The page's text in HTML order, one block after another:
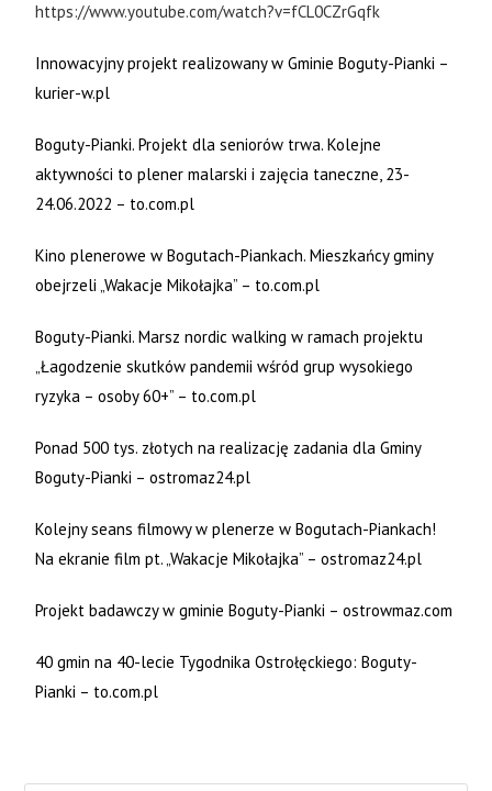
https://www.youtube.com/watch?v=fCL0CZrGqfk
Innowacyjny projekt realizowany w Gminie Boguty-Pianki –
kurier-w.pl
Boguty-Pianki. Projekt dla seniorów trwa. Kolejne
aktywności to plener malarski i zajęcia taneczne, 23-
24.06.2022 – to.com.pl
Kino plenerowe w Bogutach-Piankach. Mieszkańcy gminy
obejrzeli „Wakacje Mikołajka” – to.com.pl
Boguty-Pianki. Marsz nordic walking w ramach projektu
„Łagodzenie skutków pandemii wśród grup wysokiego
ryzyka – osoby 60+” – to.com.pl
Ponad 500 tys. złotych na realizację zadania dla Gminy
Boguty-Pianki – ostromaz24.pl
Kolejny seans filmowy w plenerze w Bogutach-Piankach!
Na ekranie film pt. „Wakacje Mikołajka” – ostromaz24.pl
Projekt badawczy w gminie Boguty-Pianki – ostrowmaz.com
40 gmin na 40-lecie Tygodnika Ostrołęckiego: Boguty-
Pianki – to.com.pl